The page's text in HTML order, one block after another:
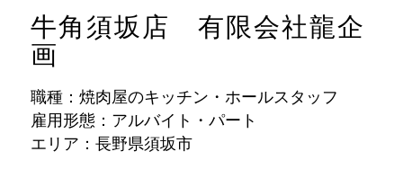
牛角須坂店 有限会社龍企
画
職種：焼肉屋のキッチン・ホールスタッフ
雇用形態：アルバイト・パート
エリア：長野県須坂市